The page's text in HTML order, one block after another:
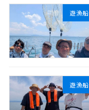
遊漁船
遊漁船